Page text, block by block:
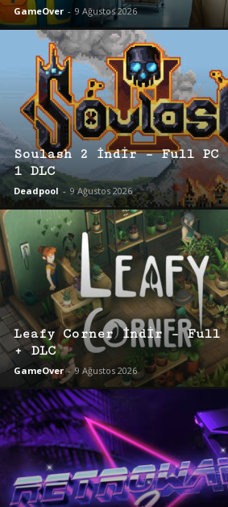
GameOver - 9 Ağustos 2026
Soulash 2 İndir – Full PC
1 DLC
Deadpool - 9 Ağustos 2026
Leafy Corner İndir – Full
+ DLC
GameOver - 9 Ağustos 2026